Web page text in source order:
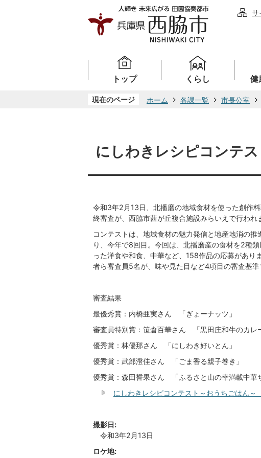
サ
トップ くらし 健
現在のページ ホーム 各課一覧 市長公室
にしわきレシピコンテス
令和3年2月13日、北播磨の地域食材を使った創作
終審査が、西脇市茜が丘複合施設みらいえで行われ
コンテストは、地域食材の魅力発信と地産地消の
り、今年で8回目。今回は、北播磨産の食材を2種
った洋食や和食、中華など、158作品の応募があ
者ら審査員5名が、味や見た目など4項目の審査基準
審査結果
最優秀賞：内橋亜実さん 「ぎょーナッツ」
審査員特別賞：笹倉百華さん 「黒田庄和牛のカレ
優秀賞：林優那さん 「にしわき好いとん」
優秀賞：武部澄佳さん 「ごま香る親子巻き」
優秀賞：森田誓果さん 「ふるさと山の幸満載中華
にしわきレシピコンテスト～おうちごはん～
撮影日:
令和3年2月13日
ロケ地: